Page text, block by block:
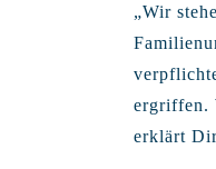
„Wir
ergriffen.
erklärt